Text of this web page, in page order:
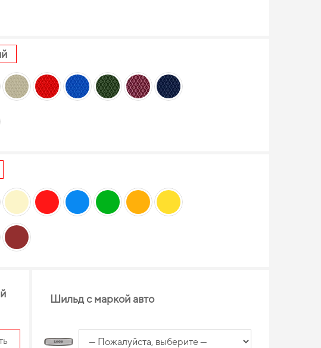
Шильд с маркой авто